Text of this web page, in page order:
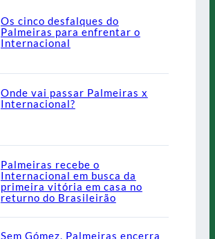
Os cinco desfalques do
Palmeiras para enfrentar o
Internacional
Onde vai passar Palmeiras x
Internacional?
Palmeiras recebe o
Internacional em busca da
primeira vitória em casa no
returno do Brasileirão
Sem Gómez, Palmeiras encerra